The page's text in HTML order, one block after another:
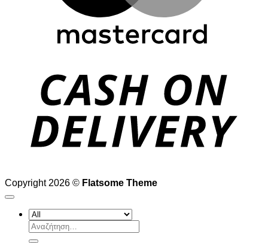
Copyright 2026 © Flatsome Theme
Αναζήτηση
για: